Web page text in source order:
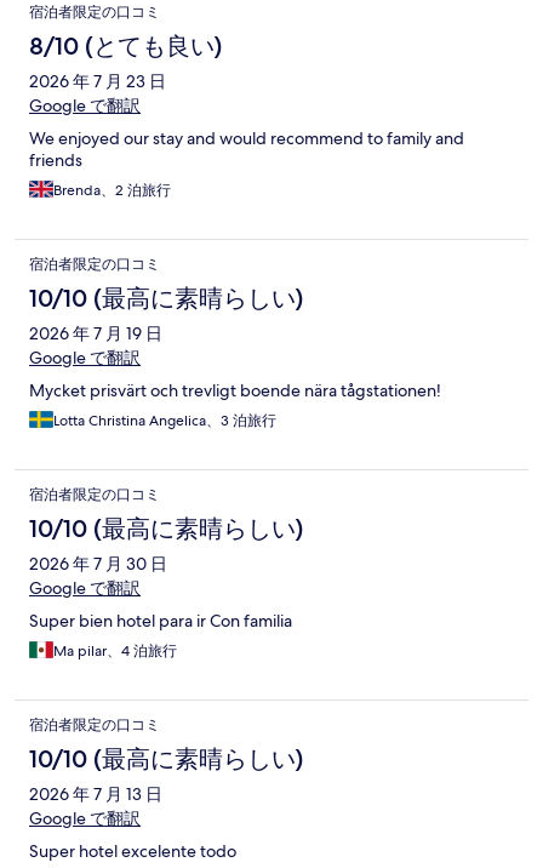
宿泊者限定の口コミ
8/10 (とても良い)
2026 年 7 月 23 日
Google で翻訳
We enjoyed our stay and would recommend to family and
friends
Brenda、2 泊旅行
宿泊者限定の口コミ
10/10 (最高に素晴らしい)
2026 年 7 月 19 日
Google で翻訳
Mycket prisvärt och trevligt boende nära tågstationen!
Lotta Christina Angelica、3 泊旅行
宿泊者限定の口コミ
10/10 (最高に素晴らしい)
2026 年 7 月 30 日
Google で翻訳
Super bien hotel para ir Con familia
Ma pilar、4 泊旅行
宿泊者限定の口コミ
10/10 (最高に素晴らしい)
2026 年 7 月 13 日
Google で翻訳
Super hotel excelente todo